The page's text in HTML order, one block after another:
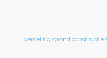
verdeling grond constructie